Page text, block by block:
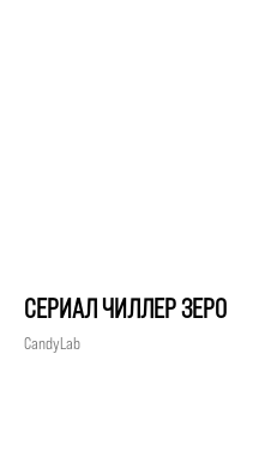
СЕРИАЛ ЧИЛЛЕР ЗЕРО
CandyLab